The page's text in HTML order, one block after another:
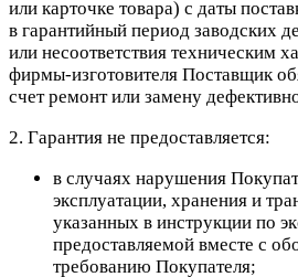
или карточке товара) с даты
в гарантийный период заводских
или несоответствия техническим
фирмы-изготовителя Поставщик
счет ремонт или замену
2. Гарантия не предоставляется:
в случаях нарушения
эксплуатации, хранения и
указанных в инструкции по
предоставляемой вместе с
требованию Покупателя;